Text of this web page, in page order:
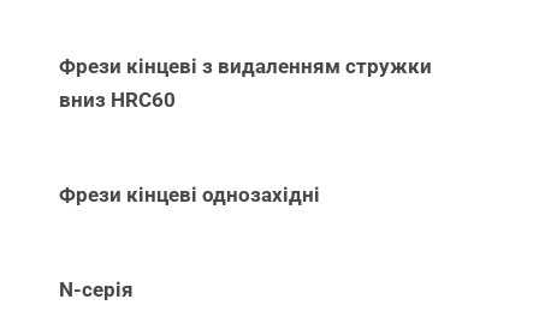
Фрези кінцеві з видаленням стружки
вниз НRC60
Фрези кінцеві однозахідні
N-серія